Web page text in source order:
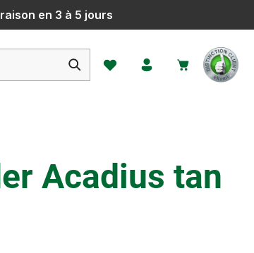
en 3 à 5 jours
Vous avez 0 articles dans
Acadius tan